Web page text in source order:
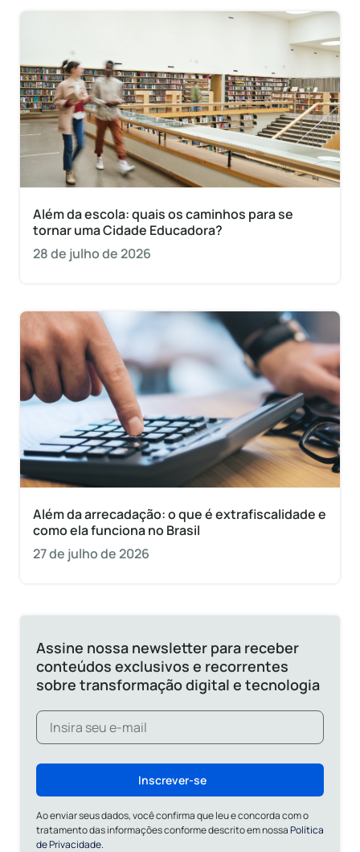
Além da escola: quais os caminhos para se
tornar uma Cidade Educadora?
28 de julho de 2026
Além da arrecadação: o que é extrafiscalidade e
como ela funciona no Brasil
27 de julho de 2026
Assine nossa newsletter para receber
conteúdos exclusivos e recorrentes
sobre transformação digital e tecnologia
Inscrever-se
Ao enviar seus dados, você confirma que leu e concorda com o
tratamento das informações conforme descrito em nossaPolítica
de Privacidade.